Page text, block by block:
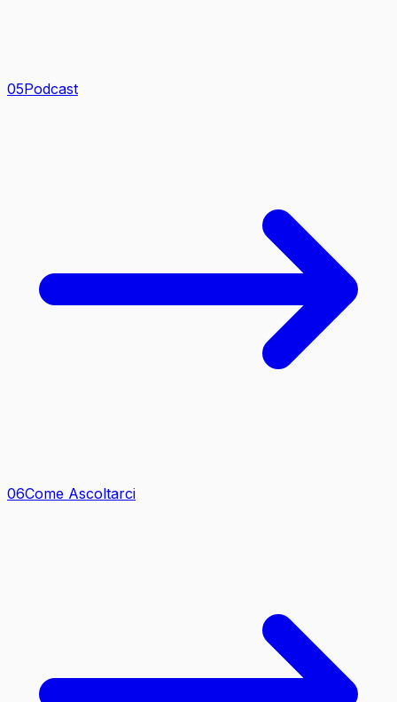
05Podcast
06Come Ascoltarci